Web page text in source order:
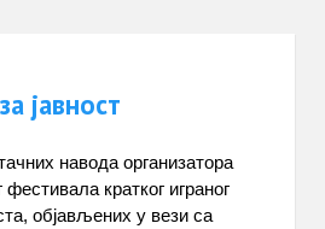
јавност
навода организатора
кратког играног
објављених у вези са